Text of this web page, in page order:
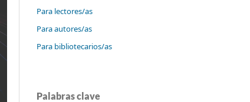
Para lectores/as
Para autores/as
Para bibliotecarios/as
Palabras clave